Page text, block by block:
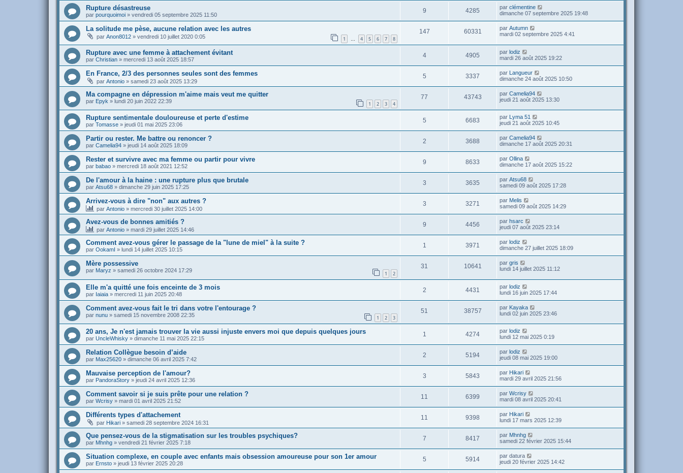
Rupture désastreuse
par pourquoimoi » vendredi 05 septembre 2025 11:50
9 4285 par clémentine
dimanche 07 septembre 2025 19:48
La solitude me pèse, aucune relation avec les autres
par Anon8012 » vendredi 10 juillet 2020 0:05 1 4 5 6 7 8
147 60331 par Autumn
mardi 02 septembre 2025 4:41
Rupture avec une femme à attachement évitant
par Christian » mercredi 13 août 2025 18:57
4 4905 par lodiz
mardi 26 août 2025 19:22
En France, 2/3 des personnes seules sont des femmes
par Antonio » samedi 23 août 2025 13:29
5 3337 par Langueur
dimanche 24 août 2025 10:50
Ma compagne en dépression m'aime mais veut me quitter
par Epyk » lundi 20 juin 2022 22:39 1 2 3 4
77 43743 par Camelia94
jeudi 21 août 2025 13:30
Rupture sentimentale douloureuse et perte d'estime
par Tomasse » jeudi 01 mai 2025 23:06
5 6683 par Lyma 51
jeudi 21 août 2025 10:45
Partir ou rester. Me battre ou renoncer ?
par Camelia94 » jeudi 14 août 2025 18:09
2 3688 par Camelia94
dimanche 17 août 2025 20:31
Rester et survivre avec ma femme ou partir pour vivre
par babao » mercredi 18 août 2021 12:52
9 8633 par Ollina
dimanche 17 août 2025 15:22
De l'amour à la haine : une rupture plus que brutale
par Atsu68 » dimanche 29 juin 2025 17:25
3 3635 par Atsu68
samedi 09 août 2025 17:28
Arrivez-vous à dire "non" aux autres ?
par Antonio » mercredi 30 juillet 2025 14:00
3 3271 par Melis
samedi 09 août 2025 14:29
Avez-vous de bonnes amitiés ?
par Antonio » mardi 29 juillet 2025 14:46
9 4456 par hsarc
jeudi 07 août 2025 23:14
Comment avez-vous gérer le passage de la "lune de miel" à la suite ?
par OokamI » lundi 14 juillet 2025 10:15
1 3971 par lodiz
dimanche 27 juillet 2025 18:09
Mère possessive
par Maryz » samedi 26 octobre 2024 17:29 1 2
31 10641 par gris
lundi 14 juillet 2025 11:12
Elle m'a quitté une fois enceinte de 3 mois
par Iaiaia » mercredi 11 juin 2025 20:48
2 4431 par lodiz
lundi 16 juin 2025 17:44
Comment avez-vous fait le tri dans votre l'entourage ?
par nunu » samedi 15 novembre 2008 22:35 1 2 3
51 38757 par Kayaka
lundi 02 juin 2025 23:46
20 ans, Je n'est jamais trouver la vie aussi injuste envers moi que depuis quelques jours
par UncleWhisky » dimanche 11 mai 2025 22:15
1 4274 par lodiz
lundi 12 mai 2025 0:19
Relation Collègue besoin d’aide
par Max25620 » dimanche 06 avril 2025 7:42
2 5194 par lodiz
jeudi 08 mai 2025 19:00
Mauvaise perception de l'amour?
par PandoraStory » jeudi 24 avril 2025 12:36
3 5843 par Hikari
mardi 29 avril 2025 21:56
Comment savoir si je suis prête pour une relation ?
par Wcrisy » mardi 01 avril 2025 21:52
11 6399 par Wcrisy
mardi 08 avril 2025 20:41
Différents types d'attachement
par Hikari » samedi 28 septembre 2024 16:31
11 9398 par Hikari
lundi 17 mars 2025 12:39
Que pensez-vous de la stigmatisation sur les troubles psychiques?
par Mhnhg » vendredi 21 février 2025 7:18
7 8417 par Mhnhg
samedi 22 février 2025 15:44
Situation complexe, en couple avec enfants mais obsession amoureuse pour son 1er amour
par Ernsto » jeudi 13 février 2025 20:28
5 5914 par datura
jeudi 20 février 2025 14:42